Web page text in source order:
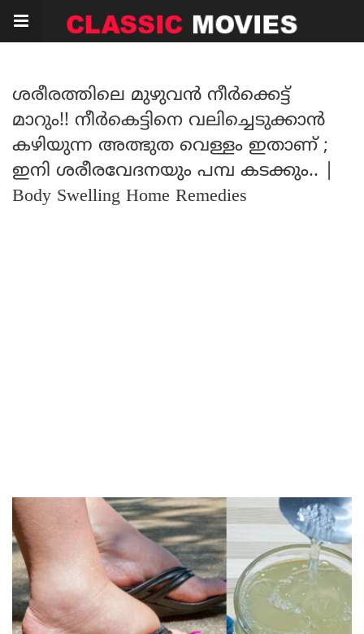
ശരീരത്തിലെ മുഴുവൻ നീർക്കെട്ട്
മാറും!! നീർകെട്ടിനെ വലിച്ചെടുക്കാൻ
കഴിയുന്ന അത്ഭുത വെള്ളം ഇതാണ് ;
ഇനി ശരീരവേദനയും പമ്പ കടക്കും.. |
Body Swelling Home Remedies